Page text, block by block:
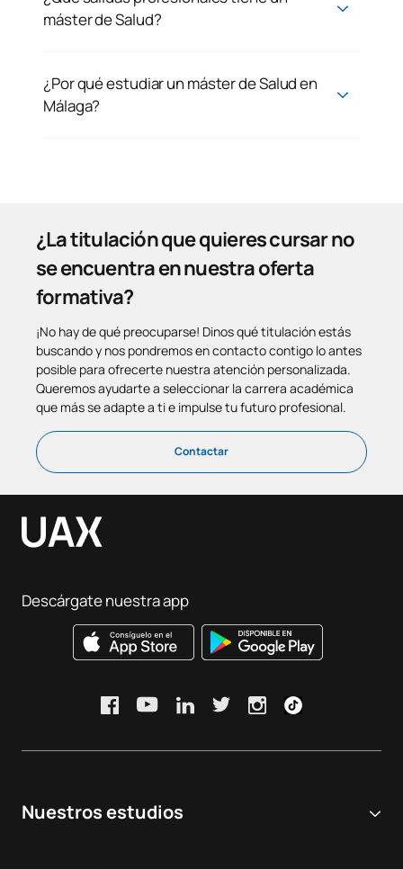
máster de Salud?
¿Por qué estudiar un máster de Salud en
Málaga?
¿La titulación que quieres cursar no
se encuentra en nuestra oferta
formativa?
¡No hay de qué preocuparse! Dinos qué titulación estás
buscando y nos pondremos en contacto contigo lo antes
posible para ofrecerte nuestra atención personalizada.
Queremos ayudarte a seleccionar la carrera académica
que más se adapte a ti e impulse tu futuro profesional.
Contactar
Nuestros estudios
Descárgate nuestra app